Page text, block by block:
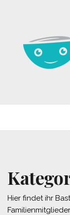
Hier findet ihr